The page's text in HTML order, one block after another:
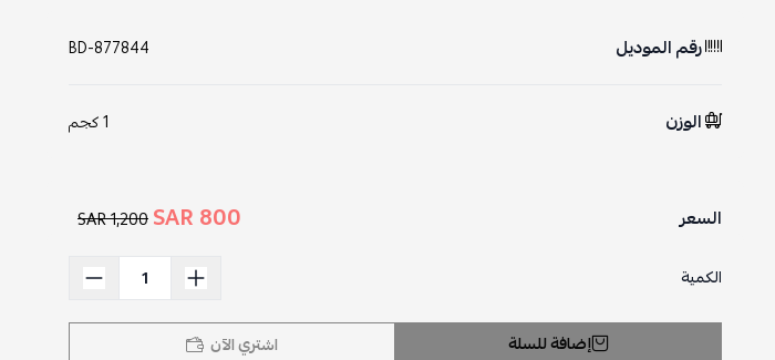
رقم الموديل BD-877844
الوزن 1 كجم
السعر 800 SAR
1,200 SAR
الكمية
إضافة للسلة اشتري الآن